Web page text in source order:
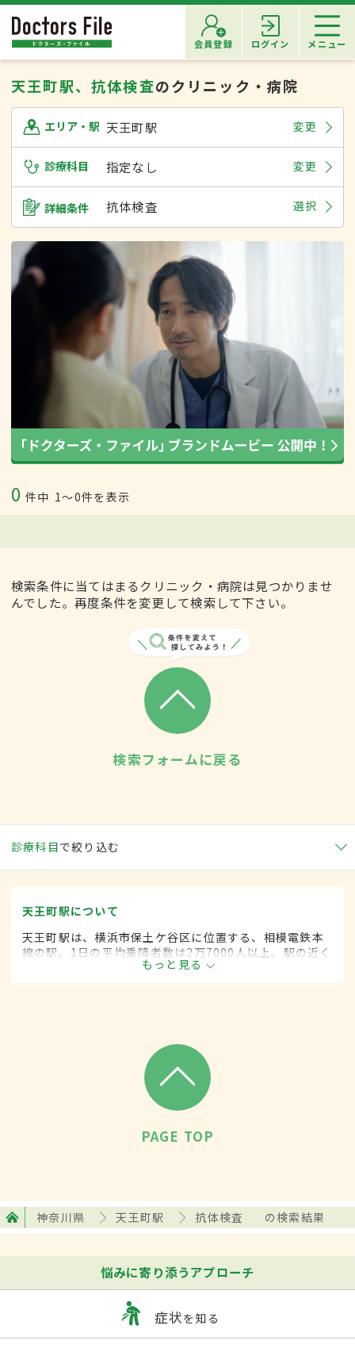
会員登録 ログイン メニュー
天王町駅、抗体検査のクリニック・病院
エリア・駅 天王町駅 変更
診療科目 指定なし 変更
詳細条件 抗体検査 選択
0 件中 1〜0件を表示
検索条件に当てはまるクリニック・病院は見つかりませ
んでした。再度条件を変更して検索して下さい。
検索フォームに戻る
診療科目で絞り込む
天王町駅について
天王町駅は、横浜市保土ケ谷区に位置する、相模電鉄本
線の駅。1日の平均乗降者数は2万7000人以上。駅の近く
にはオフィスビルやレストラン、フリーマーケットなど
のイベントも催される公園などが所在するビジネスセン
もっと見る
PAGE TOP
神奈川県 天王町駅 抗体検査 の検索結果
悩みに寄り添うアプローチ
症状を知る